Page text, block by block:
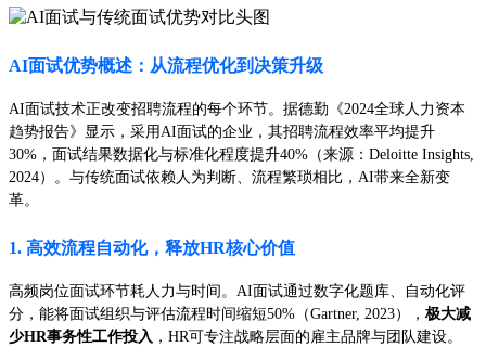
AI面试优势概述：从流程优化到决策升级
AI面试技术正改变招聘流程的每个环节。据德勤《2024全球人力资本
趋势报告》显示，采用AI面试的企业，其招聘流程效率平均提升
30%，面试结果数据化与标准化程度提升40%（来源：Deloitte Insights,
2024）。与传统面试依赖人为判断、流程繁琐相比，AI带来全新变
革。
1. 高效流程自动化，释放HR核心价值
高频岗位面试环节耗人力与时间。AI面试通过数字化题库、自动化评
分，能将面试组织与评估流程时间缩短50%（Gartner, 2023）， 极大减
少HR事务性工作投入 ，HR可专注战略层面的雇主品牌与团队建设。